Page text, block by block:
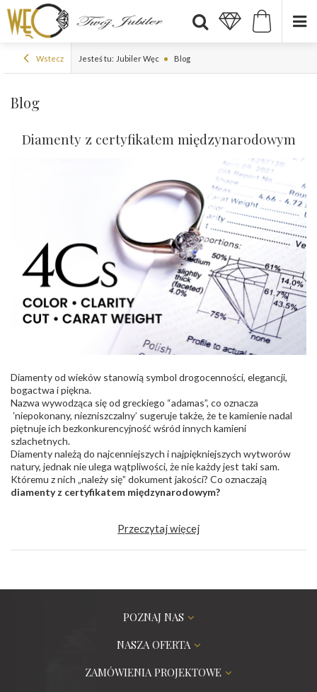
Wstecz Jesteś tu: Jubiler Węc Blog
Blog
Diamenty z certyfikatem międzynarodowym
Diamenty od wieków stanowią symbol drogocenności, elegancji,
bogactwa i piękna.
Nazwa wywodząca się od greckiego “adamas”, co oznacza
‛niepokonany, niezniszczalny’ sugeruje także, że te kamienie nadal
piętnuje ich bezkonkurencyjność wśród innych kamieni
szlachetnych.
Diamenty należą do najcenniejszych i najpiękniejszych wytworów
natury, jednak nie ulega wątpliwości, że nie każdy jest taki sam.
Któremu z nich „należy się” dokument jakości? Co oznaczają
diamenty z certyfikatem międzynarodowym?
Przeczytaj więcej
POZNAJ NAS
NASZA OFERTA
ZAMÓWIENIA PROJEKTOWE